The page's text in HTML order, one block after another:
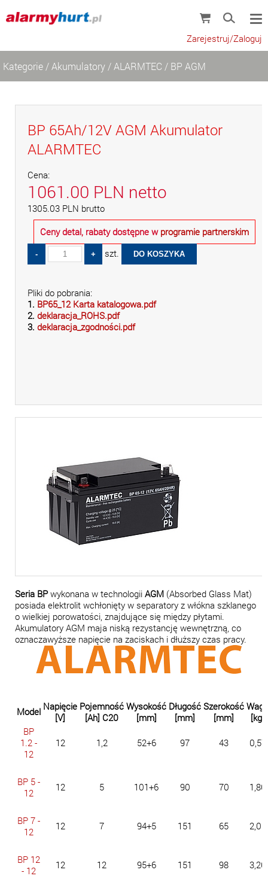
Zarejestruj/Zaloguj
Kategorie / Akumulatory / ALARMTEC / BP AGM
BP 65Ah/12V AGM Akumulator
ALARMTEC
Cena:
1061.00 PLN netto
1305.03 PLN brutto
Ceny detal, rabaty dostępne w programie partnerskim
szt.
Pliki do pobrania:
1. BP65_12 Karta katalogowa.pdf
2. deklaracja_ROHS.pdf
3. deklaracja_zgodności.pdf
Seria BPwykonana w technologii AGM (Absorbed Glass Mat)
posiada elektrolit wchłonięty w separatory z włókna szklanego
o wielkiej porowatości, znajdujące się między płytami.
Akumulatory AGM maja niską rezystancję wewnętrzną, co
oznaczawyższe napięcie na zaciskach i dłuższy czas pracy.
Model Napięcie
[V]
Pojemność
[Ah] C20
Wysokość
[mm]
Długość
[mm]
Szerokość
[mm]
Waga
[kg]
BP
1.2 -
12
12 1,2 52+6 97 43 0,57
BP 5 -
12
12 5 101+6 90 70 1,80
BP 7 -
12
12 7 94+5 151 65 2,05
BP 12
- 12
12 12 95+6 151 98 3,20